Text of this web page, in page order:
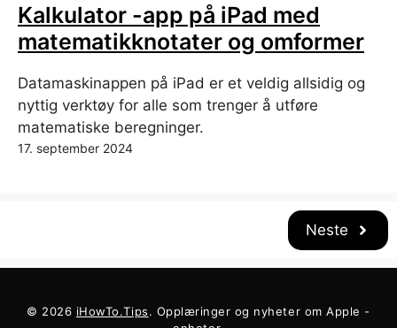
Kalkulator -app på iPad med
matematikknotater og omformer
Datamaskinappen på iPad er et veldig allsidig og
nyttig verktøy for alle som trenger å utføre
matematiske beregninger.
17. september 2024
Neste
© 2026 iHowTo.Tips. Opplæringer og nyheter om Apple -